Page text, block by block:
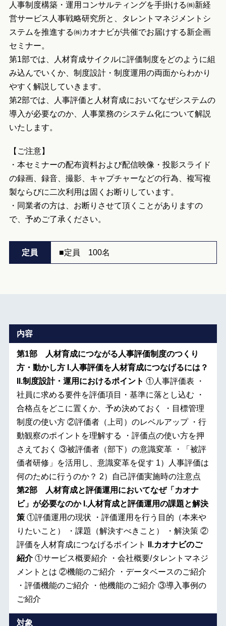
人事制度構築・運用コンサルティングを手掛ける㈱新経
営サービス人事戦略研究所と、タレントマネジメントシ
ステムを推進する㈱カオナビが共催でお届けする新企画
セミナー。
第1部では、人材育成サイクルに評価制度をどのように組
み込んでいくか、制度設計・制度運用の両面からわかり
やすく解説していきます。
第2部では、人事評価と人材育成においてなぜシステムの
導入が必要なのか、人事業務のシステム化について解説
いたします。
【ご注意】
・本セミナーの配布資料および配信映像・投影スライド
の録画、録音、撮影、キャプチャーなどの行為、複写複
製ならびに二次利用は固くお断りしています。
・同業者の方は、お断りさせて頂くことがありますの
で、予めご了承ください。
定員 ■定員 100名
内容
第1部 人材育成につながる人事評価制度のつくり
方・動かし方 Ⅰ.人事評価を人材育成につなげるには？
Ⅱ.制度設計・運用におけるポイント ①人事評価表 ・
社員に求める要件を評価項目・基準に落とし込む ・
合格点をどこに置くか、予め決めておく ・目標管理
制度の使い方 ②評価者（上司）のレベルアップ ・行
動観察のポイントを理解する ・評価点の使い方を押
さえておく ③被評価者（部下）の意識変革 ・「被評
価者研修」を活用し、意識変革を促す 1）人事評価は
何のために行うのか？ 2）自己評価実施時の注意点
第2部 人材育成と評価運用においてなぜ「カオナ
ビ」が必要なのか Ⅰ.人材育成と評価運用の課題と解決
策①評価運用の現状 ・評価運用を行う目的（本来や
りたいこと） ・課題（解決すべきこと） ・解決策 ②
評価を人材育成につなげるポイント
Ⅱ.カオナビのご
紹介①サービス概要紹介 ・会社概要/タレントマネジ
メントとは ②機能のご紹介 ・データベースのご紹介
・評価機能のご紹介 ・他機能のご紹介 ③導入事例の
ご紹介
対象